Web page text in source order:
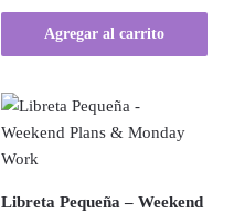
Agregar al carrito
Libreta Pequeña – Weekend